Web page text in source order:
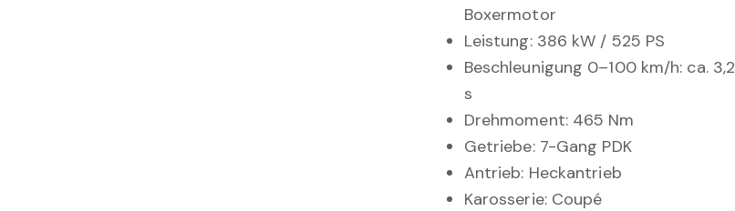
Boxermotor
Leistung: 386 kW / 525 PS
Beschleunigung 0–100 km/h: ca. 3,2
s
Drehmoment: 465 Nm
Getriebe: 7-Gang PDK
Antrieb: Heckantrieb
Karosserie: Coupé